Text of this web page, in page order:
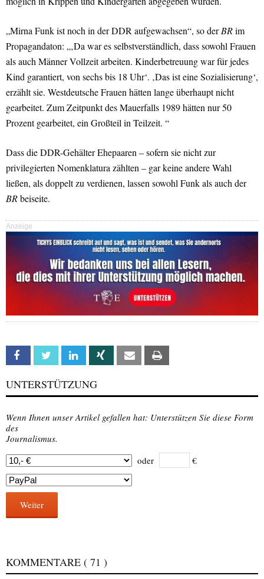
„Mirna Funk ist noch in der DDR aufgewachsen“, so derBRim
Propagandaton: „‚Da war es selbstverständlich, dass sowohl Frauen
als auch Männer Vollzeit arbeiten. Kinderbetreuung war für jedes
Kind garantiert, von sechs bis 18 Uhr‘. ‚Das ist eine Sozialisierung‘,
erzählt sie. Westdeutsche Frauen hätten lange überhaupt nicht
gearbeitet. Zum Zeitpunkt des Mauerfalls 1989 hätten nur 50
Prozent gearbeitet, ein Großteil in Teilzeit. “
Dass die DDR-Gehälter Ehepaaren – sofern sie nicht zur
privilegierten Nomenklatura zählten – gar keine andere Wahl
ließen, als doppelt zu verdienen, lassen sowohl Funk als auch der
BRbeiseite.
Anzeige
Facebook Twitter Linkedin Xing Email
UNTERSTÜTZUNG
Wenn Ihnen unser Artikel gefallen hat: Unterstützen Sie diese Form
des
Journalismus.
oder
€
Weiter
KOMMENTARE ( 71 )